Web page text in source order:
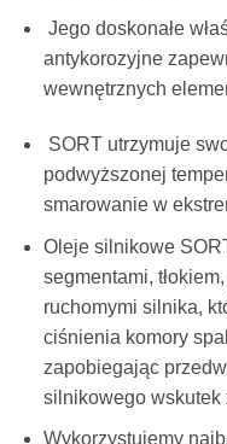
Jego doskonałe
antykorozyjne
wewnętrznych
SORT utrzymuje
podwyższonej
smarowanie w
Oleje silnikowe
segmentami,
ruchomymi silnika,
ciśnienia komory
zapobiegając
silnikowego
Wykorzystujemy